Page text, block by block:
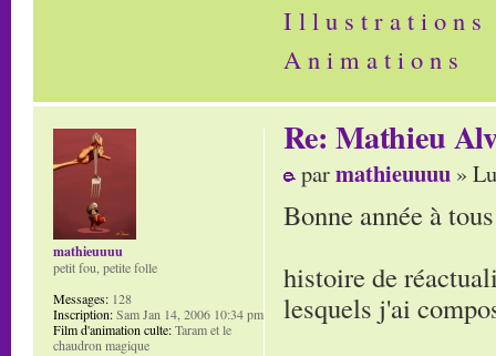
I l l u s t r a t i o n s
A n i m a t i o n s
Re: Mathieu
parmathieuuuu »
Bonne année à
histoire de
lesquels j'ai
mathieuuuu
petit fou, petite folle
Messages: 128
Inscription:Sam Jan 14, 2006 10:34 pm
Film d'animation culte:Taram et le
chaudron magique